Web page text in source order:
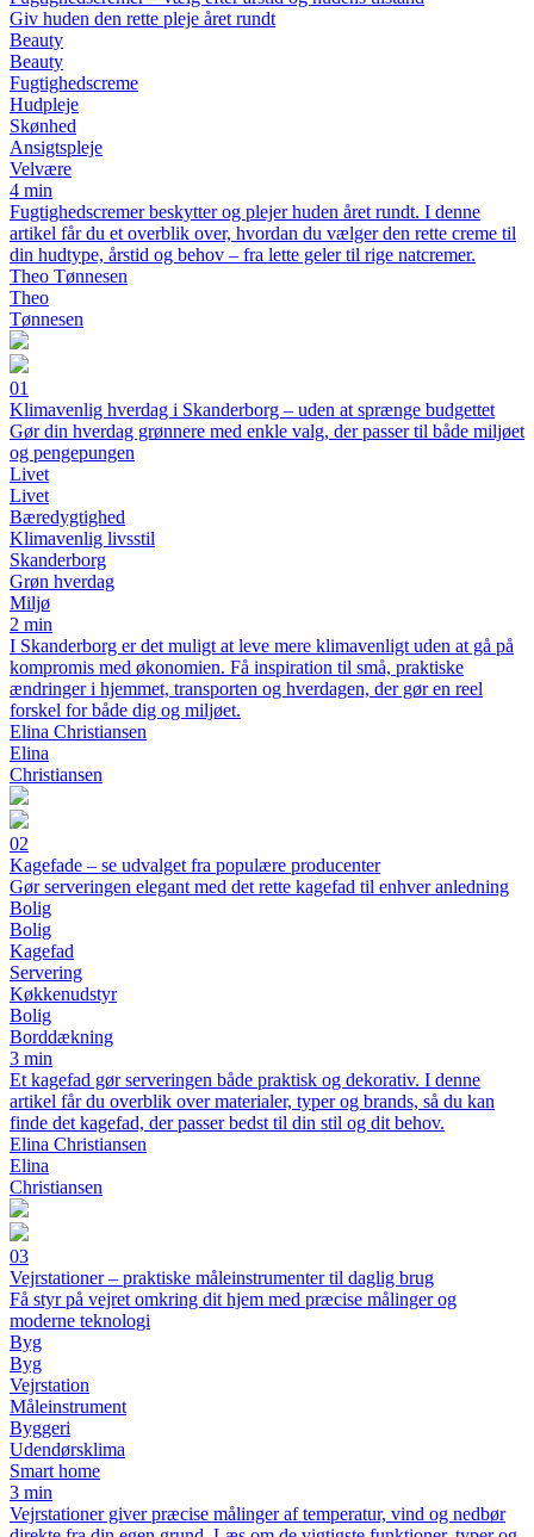
Giv huden den rette pleje året rundt
Beauty
Beauty
Fugtighedscreme
Hudpleje
Skønhed
Ansigtspleje
Velvære
4 min
Fugtighedscremer beskytter og plejer huden året rundt. I denne
artikel får du et overblik over, hvordan du vælger den rette creme til
din hudtype, årstid og behov – fra lette geler til rige natcremer.
Theo Tønnesen
Theo
Tønnesen
01
Klimavenlig hverdag i Skanderborg – uden at sprænge budgettet
Gør din hverdag grønnere med enkle valg, der passer til både miljøet
og pengepungen
Livet
Livet
Bæredygtighed
Klimavenlig livsstil
Skanderborg
Grøn hverdag
Miljø
2 min
I Skanderborg er det muligt at leve mere klimavenligt uden at gå på
kompromis med økonomien. Få inspiration til små, praktiske
ændringer i hjemmet, transporten og hverdagen, der gør en reel
forskel for både dig og miljøet.
Elina Christiansen
Elina
Christiansen
02
Kagefade – se udvalget fra populære producenter
Gør serveringen elegant med det rette kagefad til enhver anledning
Bolig
Bolig
Kagefad
Servering
Køkkenudstyr
Bolig
Borddækning
3 min
Et kagefad gør serveringen både praktisk og dekorativ. I denne
artikel får du overblik over materialer, typer og brands, så du kan
finde det kagefad, der passer bedst til din stil og dit behov.
Elina Christiansen
Elina
Christiansen
03
Vejrstationer – praktiske måleinstrumenter til daglig brug
Få styr på vejret omkring dit hjem med præcise målinger og
moderne teknologi
Byg
Byg
Vejrstation
Måleinstrument
Byggeri
Udendørsklima
Smart home
3 min
Vejrstationer giver præcise målinger af temperatur, vind og nedbør